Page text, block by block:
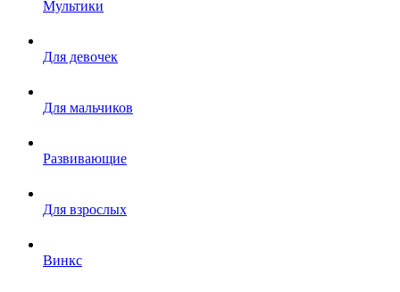
Мультики
Для девочек
Для мальчиков
Развивающие
Для взрослых
Винкс